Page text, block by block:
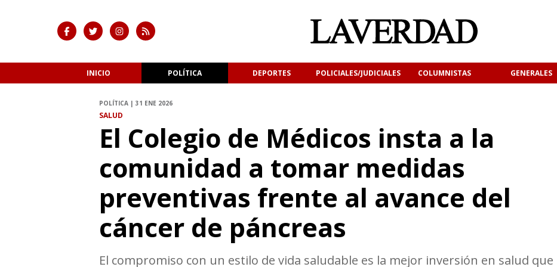
INICIO POLÍTICA DEPORTES POLICIALES/JUDICIALES COLUMNISTAS GENERALES
POLÍTICA | 31 ENE 2026
SALUD
El Colegio de Médicos insta a la
comunidad a tomar medidas
preventivas frente al avance del
cáncer de páncreas
El compromiso con un estilo de vida saludable es la mejor inversión en salud que